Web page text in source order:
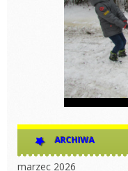
ARCHIWA
marzec 2026